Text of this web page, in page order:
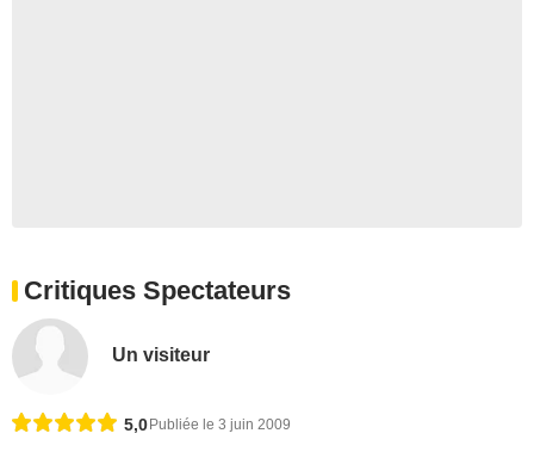
Critiques Spectateurs
Un visiteur
5,0 Publiée le 3 juin 2009